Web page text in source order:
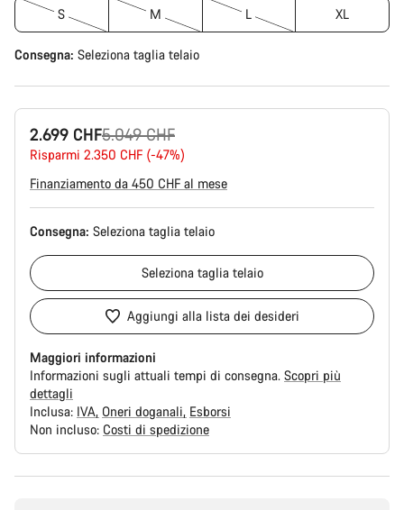
S M L XL
Consegna: Seleziona taglia telaio
2.699 CHF
Prezzo
originale
5.049 CHF
Risparmi 2.350 CHF (-47%)
Finanziamento da 450 CHF al mese
Consegna: Seleziona taglia telaio
Seleziona taglia telaio
Aggiungi alla lista dei desideri
Maggiori informazioni
Informazioni sugli attuali tempi di consegna. Scopri più
dettagli
Inclusa: IVA Oneri doganali Esborsi
Non incluso: Costi di spedizione